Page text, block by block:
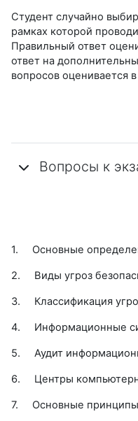
Студент случайно
рамках которой
Правильный ответ
ответ на
вопросов оценивается
Вопросы к
1. Основные
2. Виды угроз
3. Классификация
4. Информационные
5. Аудит
6. Центры
7. Основные